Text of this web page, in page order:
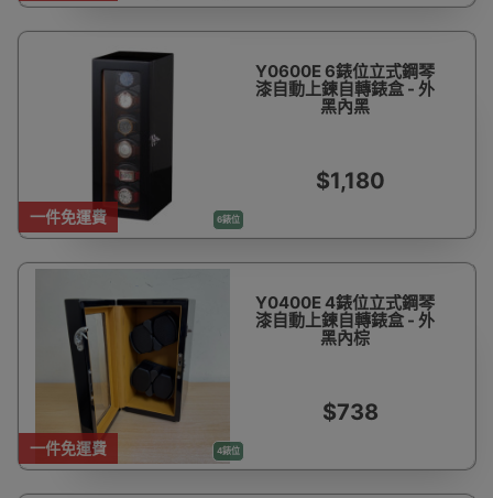
一件免運費 6錶位
Y0600E 6錶位立式鋼琴
漆自動上鍊自轉錶盒 - 外
黑內黑
$1,180
一件免運費 4錶位
Y0400E 4錶位立式鋼琴
漆自動上鍊自轉錶盒 - 外
黑內棕
$738